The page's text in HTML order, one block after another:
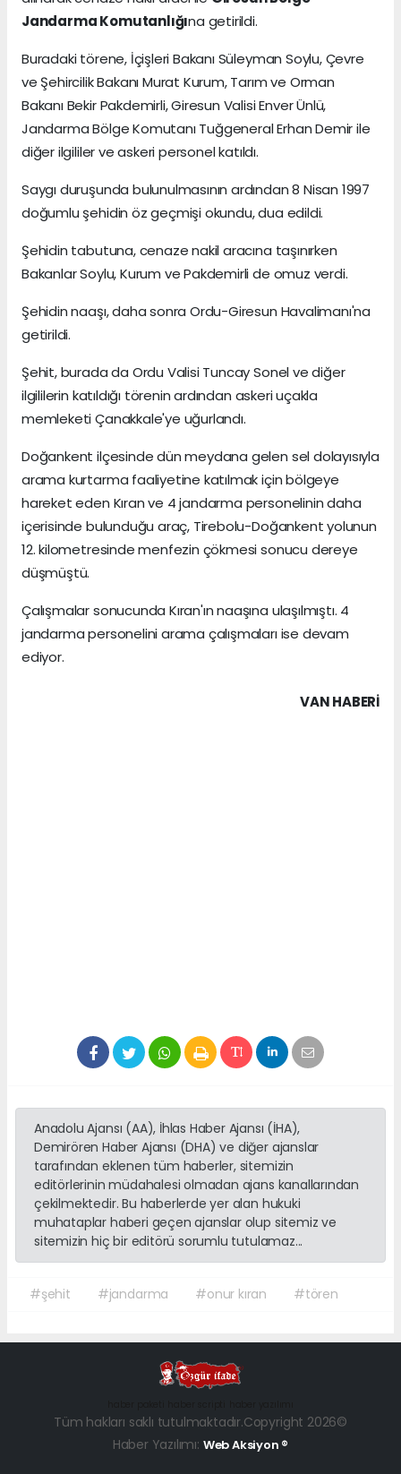
Jandarma Komutanlığına getirildi.
Buradaki törene, İçişleri Bakanı Süleyman Soylu, Çevre
ve Şehircilik Bakanı Murat Kurum, Tarım ve Orman
Bakanı Bekir Pakdemirli, Giresun Valisi Enver Ünlü,
Jandarma Bölge Komutanı Tuğgeneral Erhan Demir ile
diğer ilgililer ve askeri personel katıldı.
Saygı duruşunda bulunulmasının ardından 8 Nisan 1997
doğumlu şehidin öz geçmişi okundu, dua edildi.
Şehidin tabutuna, cenaze nakil aracına taşınırken
Bakanlar Soylu, Kurum ve Pakdemirli de omuz verdi.
Şehidin naaşı, daha sonra Ordu-Giresun Havalimanı'na
getirildi.
Şehit, burada da Ordu Valisi Tuncay Sonel ve diğer
ilgililerin katıldığı törenin ardından askeri uçakla
memleketi Çanakkale'ye uğurlandı.
Doğankent ilçesinde dün meydana gelen sel dolayısıyla
arama kurtarma faaliyetine katılmak için bölgeye
hareket eden Kıran ve 4 jandarma personelinin daha
içerisinde bulunduğu araç, Tirebolu-Doğankent yolunun
12. kilometresinde menfezin çökmesi sonucu dereye
düşmüştü.
Çalışmalar sonucunda Kıran'ın naaşına ulaşılmıştı. 4
jandarma personelini arama çalışmaları ise devam
ediyor.
VAN HABERİ
Anadolu Ajansı (AA), İhlas Haber Ajansı (İHA),
Demirören Haber Ajansı (DHA) ve diğer ajanslar
tarafından eklenen tüm haberler, sitemizin
editörlerinin müdahalesi olmadan ajans kanallarından
çekilmektedir. Bu haberlerde yer alan hukuki
muhataplar haberi geçen ajanslar olup sitemiz ve
sitemizin hiç bir editörü sorumlu tutulamaz...
#şehit #jandarma #onur kıran #tören
Tüm hakları saklı tutulmaktadır.Copyright 2026©
Haber Yazılımı: Web Aksiyon ®